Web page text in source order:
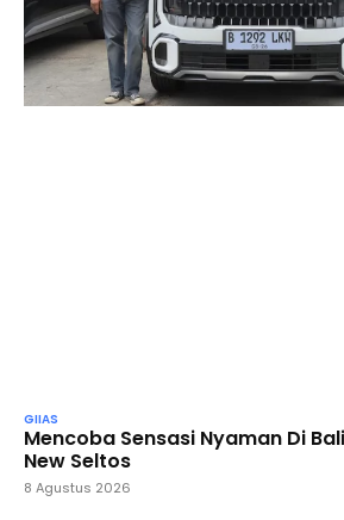
GIIAS
Mencoba Sensasi Nyaman Di
New Seltos
8 Agustus 2026